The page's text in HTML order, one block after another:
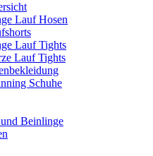
Lauf Hosen
Lauf Tights
Lauf Tights
Schuhe
Beinlinge